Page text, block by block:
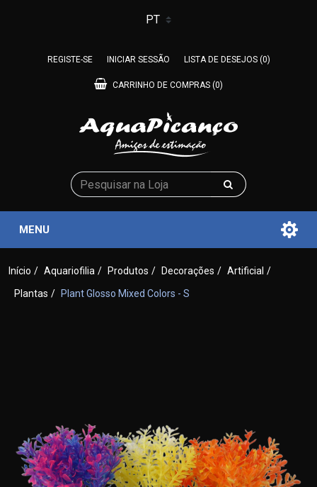
REGISTE-SE INICIAR SESSÃO LISTA DE DESEJOS (0)
CARRINHO DE COMPRAS (0)
MENU
Início / Aquariofilia / Produtos / Decorações / Artificial /
Plantas / Plant Glosso Mixed Colors - S